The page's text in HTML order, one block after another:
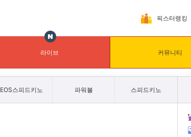
픽스터랭킹
라이브 커뮤니티
EOS스피드키노 파워볼 스피드키노